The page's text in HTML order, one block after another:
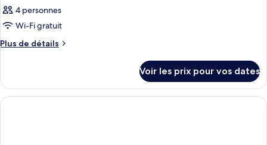
4 personnes
Wi-Fi gratuit
Plus de détails
Plus
le
type
de
Voir les prix pour vos dates